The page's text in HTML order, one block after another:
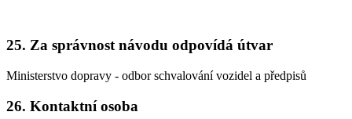
25. Za správnost návodu odpovídá útvar
Ministerstvo dopravy - odbor schvalování vozidel a předpisů
26. Kontaktní osoba